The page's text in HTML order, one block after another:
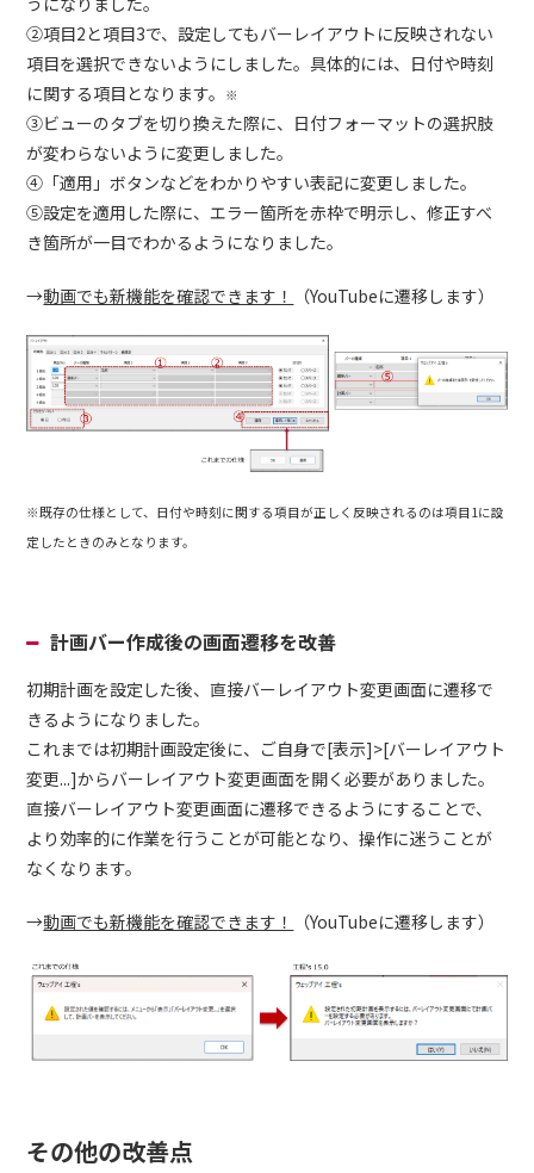
②項目2と項目3で、設定してもバーレイアウトに反映されない
項目を選択できないようにしました。具体的には、日付や時刻
に関する項目となります。
※
③ビューのタブを切り換えた際に、日付フォーマットの選択肢
が変わらないように変更しました。
④「適用」ボタンなどをわかりやすい表記に変更しました。
⑤設定を適用した際に、エラー箇所を赤枠で明示し、修正すべ
き箇所が一目でわかるようになりました。
→動画でも新機能を確認できます！ （YouTubeに遷移します）
※既存の仕様として、日付や時刻に関する項目が正しく反映されるのは項目1に設
定したときのみとなります。
計画バー作成後の画面遷移を改善
初期計画を設定した後、直接バーレイアウト変更画面に遷移で
きるようになりました。
これまでは初期計画設定後に、ご自身で[表示]>[バーレイアウト
変更...]からバーレイアウト変更画面を開く必要がありました。
直接バーレイアウト変更画面に遷移できるようにすることで、
より効率的に作業を行うことが可能となり、操作に迷うことが
なくなります。
→動画でも新機能を確認できます！ （YouTubeに遷移します）
その他の改善点